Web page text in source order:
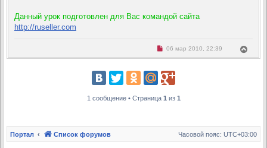
Данный урок подготовлен для Вас командой сайта
http://ruseller.com
е
н
а
Н
п
о
ч
и
а
е
06 мар 2010, 22:39
1 сообщение • Страница 1 из 1
Портал Список форумов Часовой пояс: UTC+03:00